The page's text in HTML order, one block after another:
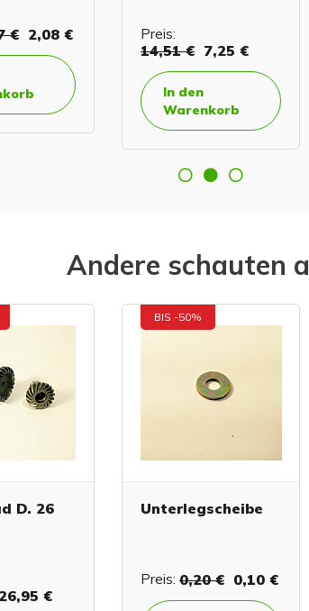
€ 2,08 € Preis:
14,51 € 7,25 €
In den
Warenkorb
Andere schauten
D. 26
26,95 €
BIS -50%
Unterlegscheibe
Preis: 0,20 € 0,10 €